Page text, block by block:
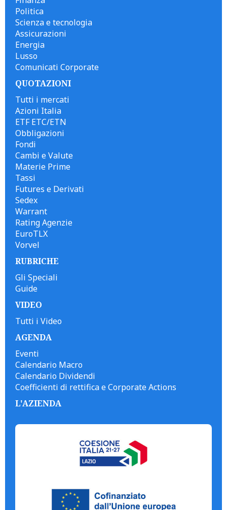
Politica
Scienza e tecnologia
Assicurazioni
Energia
Lusso
Comunicati Corporate
QUOTAZIONI
Tutti i mercati
Azioni Italia
ETF ETC/ETN
Obbligazioni
Fondi
Cambi e Valute
Materie Prime
Tassi
Futures e Derivati
Sedex
Warrant
Rating Agenzie
EuroTLX
Vorvel
RUBRICHE
Gli Speciali
Guide
VIDEO
Tutti i Video
AGENDA
Eventi
Calendario Macro
Calendario Dividendi
Coefficienti di rettifica e Corporate Actions
L'AZIENDA